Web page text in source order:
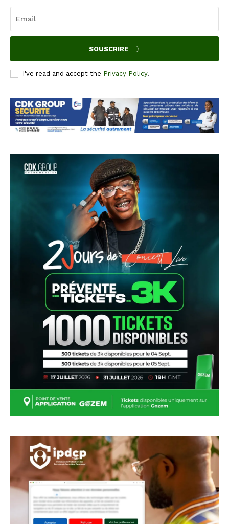
SOUSCRIRE
I've read and accept the Privacy Policy.